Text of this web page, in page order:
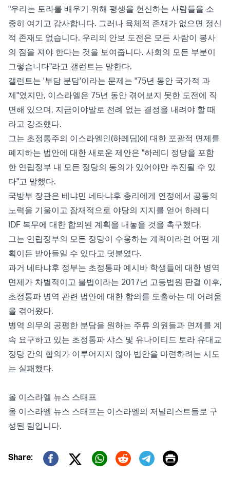
"우리는 토라를 배우기 위해 평생을 헌신하는 사람들을 소
중히 여기고 감사합니다. 그러나 육체적 존재가 없으면 정신
적 존재도 없습니다. 우리의 안보 도전은 모든 사람이 봉사
의 짐을 져야 한다는 것을 보여줍니다. 사회의 모든 부분이
그렇습니다"라고 갤런트는 말한다.
갤런트는 '부담 분담'이라는 문제는 "75년 동안 국가적 과
제"였지만, 이스라엘은 75년 동안 겪어보지 못한 도전에 직
면해 있으며, 지금이야말로 전례 없는 결정을 내려야 할 때
라고 강조했다.
그는 초정통주의 이스라엘인(하레딤)에 대한 포괄적 면제를
폐지하는 법안에 대한 새로운 제안은 "하레디 정당을 포함
한 연립정부 내 모든 정당의 동의가 있어야만 추진될 수 있
다"고 말했다.
국방부 장관은 베냐민 네타냐후 총리에게 연정에서 공동의
노력을 기울이고 잠재적으로 야당의 지지를 얻어 하레디
IDF 복무에 대한 합의된 계획을 내놓을 것을 촉구했다.
그는 연립정부의 모든 정당이 수용하는 계획이라면 어떤 계
획이든 받아들일 수 있다고 덧붙였다.
과거 네타냐후 정부는 초정통파 예시바 학생들에 대한 병역
면제가 차별적이고 불법이라는 2017년 고등법원 판결 이후,
초정통파 병역 관련 법안에 대한 합의를 도출하는 데 어려움
을 겪어왔다.
병역 의무의 공평한 분담을 원하는 주류 의원들과 면제를 계
속 요구하고 있는 초정통파 샤스 및 유나이티드 토라 유대교
정당 간의 합의가 이루어지지 않아 법안을 마련하려는 시도
는 실패했다.
올 이스라엘 뉴스 스태프
올 이스라엘 뉴스 스태프는 이스라엘의 저널리스트들로 구
성된 팀입니다.
Share:
Twitter (X)
Print